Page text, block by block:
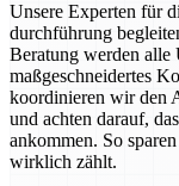
Unsere Experten für
durchführung
Beratung werden alle
maßgeschneidertes
koordinieren wir den
und achten darauf,
ankommen. So
wirklich zählt.